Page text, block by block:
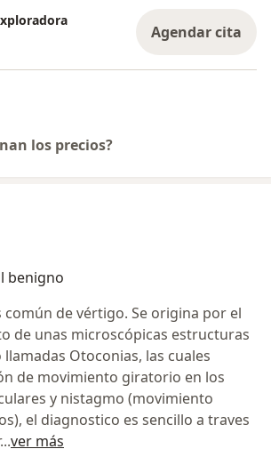
Agendar cita
los precios?
benigno
común de vértigo. Se origina por el
de unas microscópicas estructuras
Otoconias, las cuales
de movimiento giratorio en los
y nistagmo (movimiento
el diagnostico es sencillo a traves
...ver más